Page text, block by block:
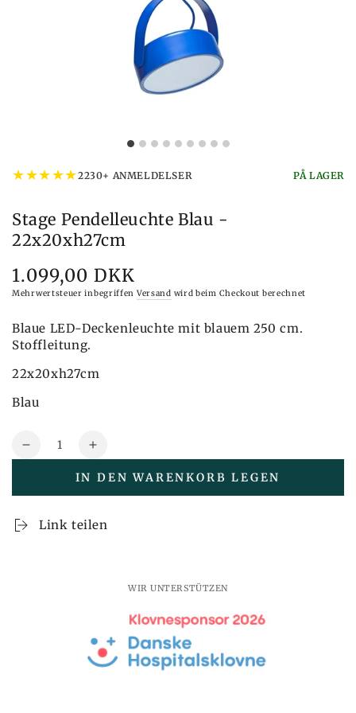
★★★★★2230+ ANMELDELSER PÅ LAGER
Stage Pendelleuchte Blau -
22x20xh27cm
Preis
1.099,00 DKK
Mehrwertsteuer inbegriffen Versand wird beim Checkout berechnet
Blaue LED-Deckenleuchte mit blauem 250 cm.
Stoffleitung.
22x20xh27cm
Blau
Menge
Reduzieren
Menge
Erhöhen
auch
Menge
Stage
IN DEN WARENKORB LEGEN
Link teilen
WIR UNTERSTÜTZEN